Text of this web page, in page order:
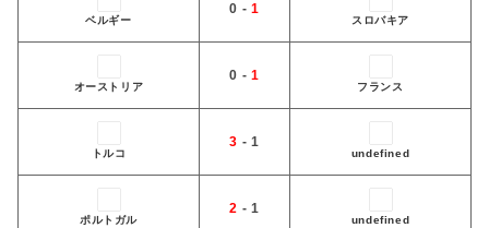
ベルギー
0 - 1
スロバキア
オーストリア
0 - 1
フランス
トルコ
3 - 1
undefined
ポルトガル
2 - 1
undefined